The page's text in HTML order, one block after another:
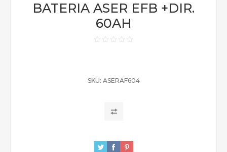
BATERIA ASER EFB +DIR.
60AH
SKU: ASERAF604